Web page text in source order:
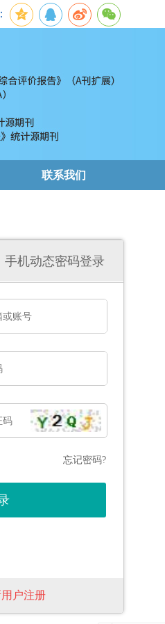
联系我们
手机动态密码登录
忘记密码?
户注册